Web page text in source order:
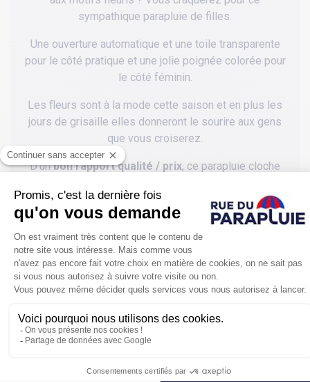
sympathique parapluie de filles.
Une ouverture automatique et une toile transparente
pour le côté pratique et une jolie poignée colorée pour
le côté féminin.
Les fleurs sont à la mode cette saison et en plus les
jours de grisaille elles donneront le sourire aux gens
que vous croiserez.
D'unbon rapport qualité / prix, ce parapluie cloche
arborer une touche de fantaisie dans leurs tenues.
POUR SE PROTÉGER ENCORE PLUS
DE LA PLUIE